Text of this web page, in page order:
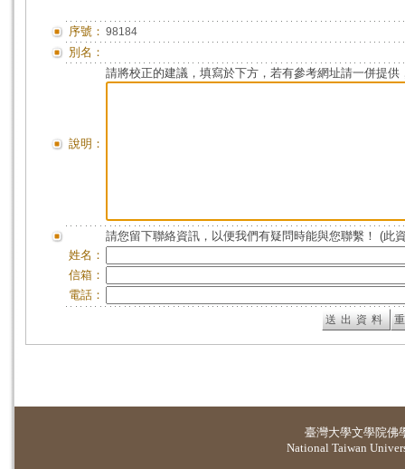
序號： 98184
別名：
說明：
請將校正的建議，填寫於下方，若有參考網址請一併提供
請您留下聯絡資訊，以便我們有疑問時能與您聯繫！ (此
姓名：
信箱：
電話：
臺灣大學文學院佛
National Taiwan